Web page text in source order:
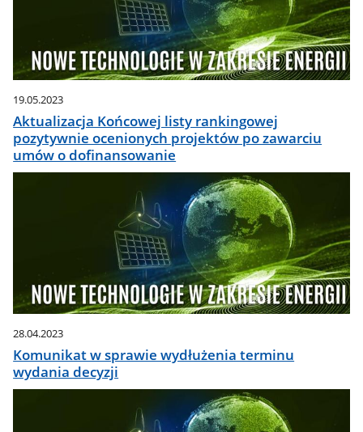
19.05.2023
Aktualizacja Końcowej listy rankingowej
pozytywnie ocenionych projektów po zawarciu
umów o dofinansowanie
28.04.2023
Komunikat w sprawie wydłużenia terminu
wydania decyzji